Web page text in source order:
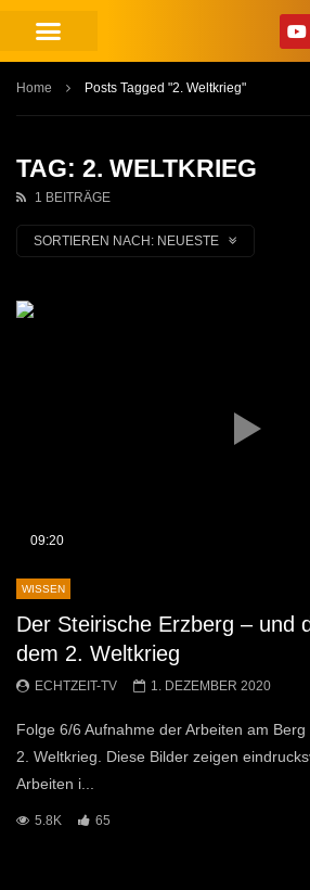
Home Posts Tagged "2. Weltkrieg"
TAG: 2. WELTKRIEG
1 BEITRÄGE
SORTIEREN NACH: NEUESTE
09:20
WISSEN
Der Steirische Erzberg – und
dem 2. Weltkrieg
ECHTZEIT-TV 1. DEZEMBER 2020
Folge 6/6 Aufnahme der Arbeiten am
2. Weltkrieg. Diese Bilder zeigen
Arbeiten i...
5.8K 65